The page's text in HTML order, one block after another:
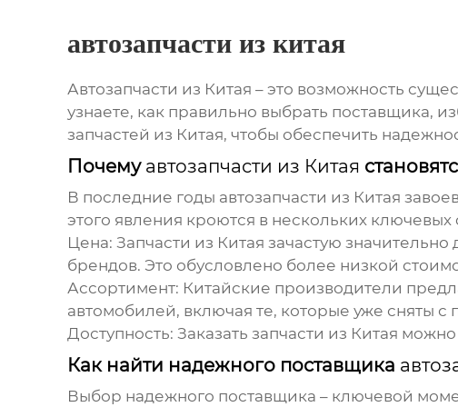
автозапчасти из китая
Автозапчасти из Китая – это возможность
узнаете, как правильно выбрать поставщика,
запчастей из Китая, чтобы обеспечить
Почему автозапчасти из Китая
В последние годы автозапчасти из Китая
этого явления кроются в нескольких ключевых
Цена: Запчасти из Китая зачастую
брендов. Это обусловлено более низкой
Ассортимент: Китайские производители
автомобилей, включая те, которые уже сняты с
Доступность: Заказать запчасти из Китая
Как найти надежного поставщика
Выбор надежного поставщика – ключевой